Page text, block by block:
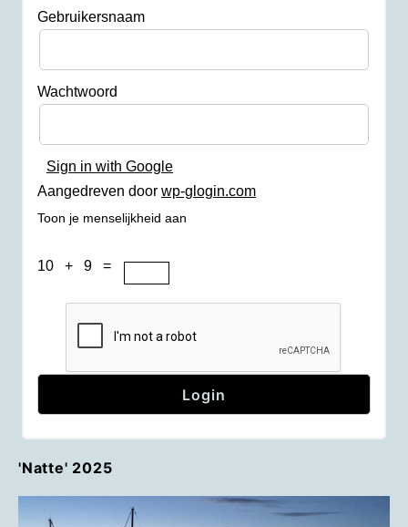
Gebruikersnaam
Wachtwoord
Sign in with Google
Aangedreven door wp-glogin.com
Toon je menselijkheid aan
10 + 9 =
'Natte' 2025